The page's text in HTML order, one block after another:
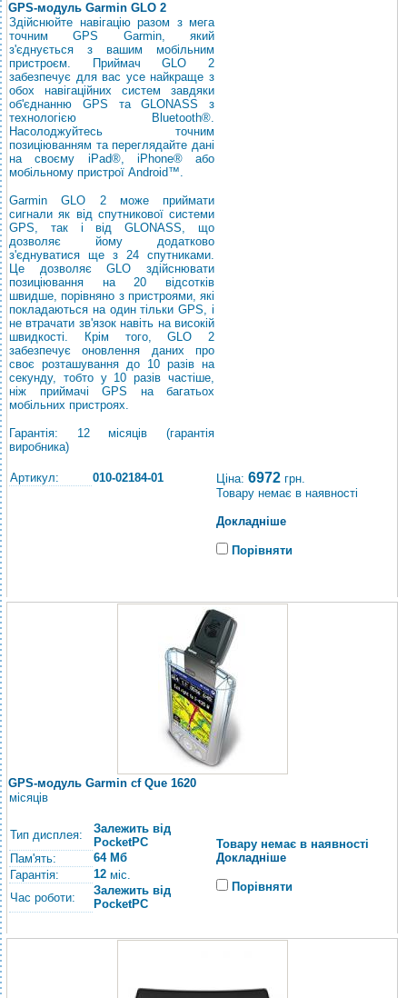
GPS-модуль Garmin GLO 2
Здійснюйте навігацію разом з мега
точним GPS Garmin, який
з'єднується з вашим мобільним
пристроєм. Приймач GLO 2
забезпечує для вас усе найкраще з
обох навігаційних систем завдяки
об'єднанню GPS та GLONASS з
технологією Bluetooth®.
Насолоджуйтесь точним
позиціюванням та переглядайте дані
на своєму iPad®, iPhone® або
мобільному пристрої Android™.
Garmin GLO 2 може приймати
сигнали як від спутникової системи
GPS, так і від GLONASS, що
дозволяє йому додатково
з'єднуватися ще з 24 спутниками.
Це дозволяє GLO здійснювати
позиціювання на 20 відсотків
швидше, порівняно з пристроями, які
покладаються на один тільки GPS, і
не втрачати зв'язок навіть на високій
швидкості. Крім того, GLO 2
забезпечує оновлення даних про
своє розташування до 10 разів на
секунду, тобто у 10 разів частіше,
ніж приймачі GPS на багатьох
мобільних пристроях.
Гарантія: 12 місяців (гарантія
виробника)
Артикул: 010-02184-01 Ціна: 6972 грн.
Товару немає в наявності
Докладніше
Порівняти
GPS-модуль Garmin cf Que 1620
місяців
Тип дисплея:
Залежить від
PocketPC
Пам'ять:
64 Мб
Гарантія:
12 міс.
Час роботи:
Залежить від
PocketPC
Товару немає в наявності
Докладніше
Порівняти